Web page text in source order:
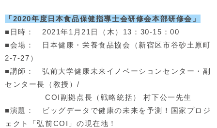
「2020年度日本食品保健指導士会研修会本部研修会」
■日時： 2021年1月21日（木）13：30-15：00
■会場： 日本健康・栄養食品協会（新宿区市谷砂土原町
2-7-27）
■講師： 弘前大学健康未来イノベーションセンター・副
センター長（教授）/
COI副拠点長（戦略統括） 村下公一先生
■演題： ビッグデータで健康の未来を予測！国家プロジ
ェクト「弘前COI」の現在地！